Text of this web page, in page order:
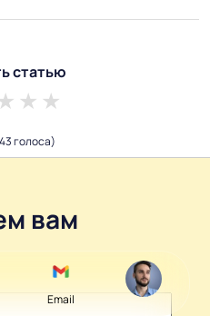
статью
4 stars
3 stars
stars
голоса)
вам
Email